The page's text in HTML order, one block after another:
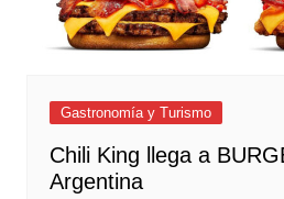
Gastronomía y Turismo
Chili King llega a
Argentina